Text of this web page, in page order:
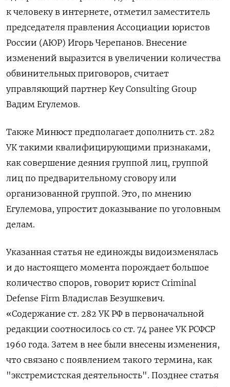
к человеку в интернете, отметил заместитель
председателя правления Ассоциации юристов
России (АЮР) Игорь Черепанов. Внесение
изменений выразится в увеличении количества
обвинительных приговоров, считает
управляющий партнер Key Consulting Group
Вадим Егулемов.
Также Минюст предполагает дополнить ст. 282
УК такими квалифицирующими признаками,
как совершение деяния группой лиц, группой
лиц по предварительному сговору или
организованной группой. Это, по мнению
Егулемова, упростит доказывание по уголовным
делам.
Указанная статья не единожды видоизменялась
и до настоящего момента порождает большое
количество споров, говорит юрист Criminal
Defense Firm Владислав Безушкевич.
«Содержание ст. 282 УК РФ в первоначальной
редакции соотносилось со ст. 74 ранее УК РСФСР
1960 года. Затем в нее были внесены изменения,
что связано с появлением такого термина, как
"экстремистская деятельность". Позднее статья